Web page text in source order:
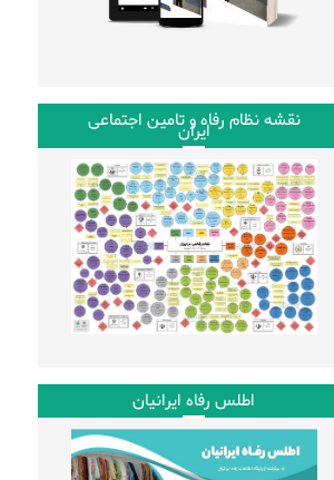
نقشه نظام رفاه و تامین اجتماعی
ایران
اطلس رفاه ایرانیان